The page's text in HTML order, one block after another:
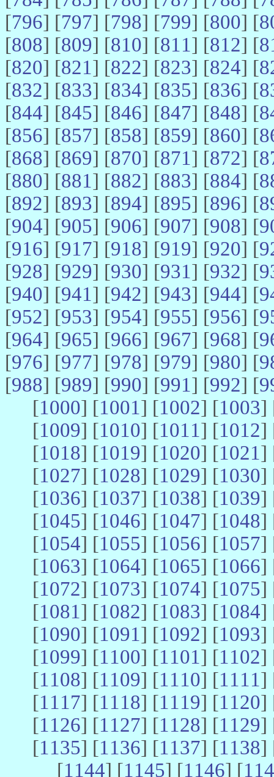
[796] [797] [798] [799] [800] [
[808] [809] [810] [811] [812] [
[820] [821] [822] [823] [824] [
[832] [833] [834] [835] [836] [
[844] [845] [846] [847] [848] [
[856] [857] [858] [859] [860] [
[868] [869] [870] [871] [872] [
[880] [881] [882] [883] [884] [
[892] [893] [894] [895] [896] [
[904] [905] [906] [907] [908] [
[916] [917] [918] [919] [920] [
[928] [929] [930] [931] [932] [
[940] [941] [942] [943] [944] [
[952] [953] [954] [955] [956] [
[964] [965] [966] [967] [968] [
[976] [977] [978] [979] [980] [
[988] [989] [990] [991] [992] [
[1000] [1001] [1002] [1003]
[1009] [1010] [1011] [1012]
[1018] [1019] [1020] [1021]
[1027] [1028] [1029] [1030]
[1036] [1037] [1038] [1039]
[1045] [1046] [1047] [1048]
[1054] [1055] [1056] [1057]
[1063] [1064] [1065] [1066]
[1072] [1073] [1074] [1075]
[1081] [1082] [1083] [1084]
[1090] [1091] [1092] [1093]
[1099] [1100] [1101] [1102]
[1108] [1109] [1110] [1111]
[1117] [1118] [1119] [1120]
[1126] [1127] [1128] [1129]
[1135] [1136] [1137] [1138]
[1144] [1145] [1146] [